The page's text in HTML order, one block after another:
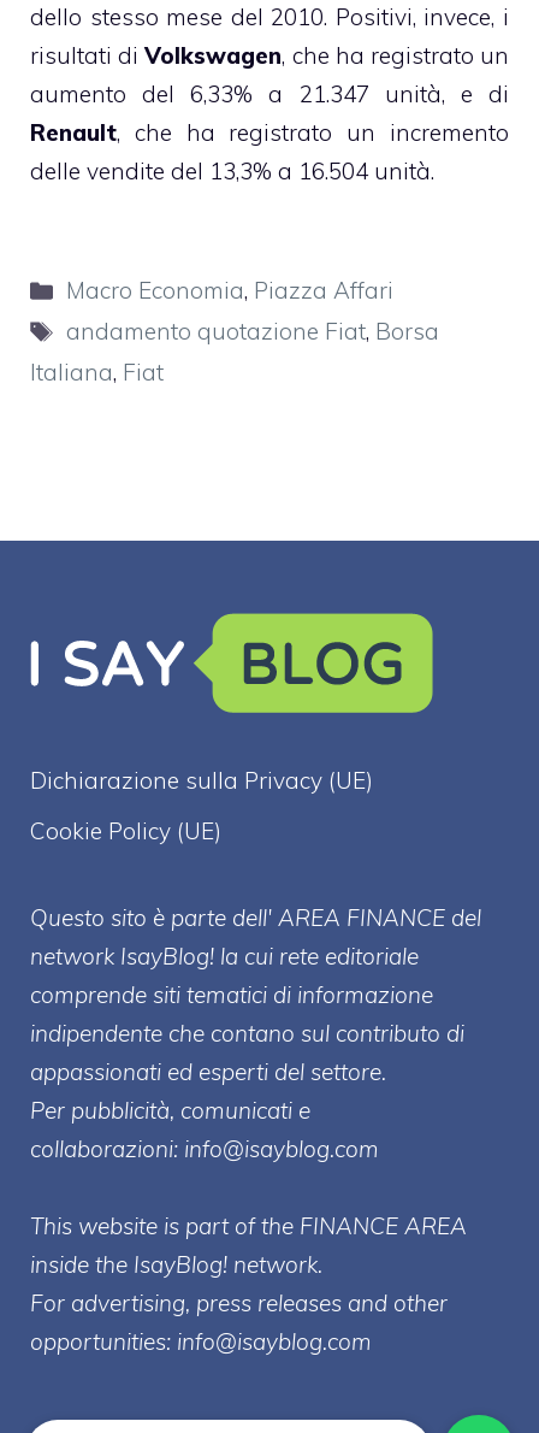
dello stesso mese del 2010. Positivi, invece, i
risultati diVolkswagen, che ha registrato un
aumento del 6,33% a 21.347 unità, e di
Renault, che ha registrato un incremento
delle vendite del 13,3% a 16.504 unità.
Categorie
Macro Economia, Piazza Affari
Tag
andamento quotazione Fiat, Borsa
Italiana, Fiat
Dichiarazione sulla Privacy (UE)
Cookie Policy (UE)
Questo sito è parte dell' AREA FINANCE del
network IsayBlog! la cui rete editoriale
comprende siti tematici di informazione
indipendente che contano sul contributo di
appassionati ed esperti del settore.
Per pubblicità, comunicati e
collaborazioni: info@isayblog.com
This website is part of the FINANCE AREA
inside the IsayBlog! network.
For advertising, press releases and other
opportunities: info@isayblog.com